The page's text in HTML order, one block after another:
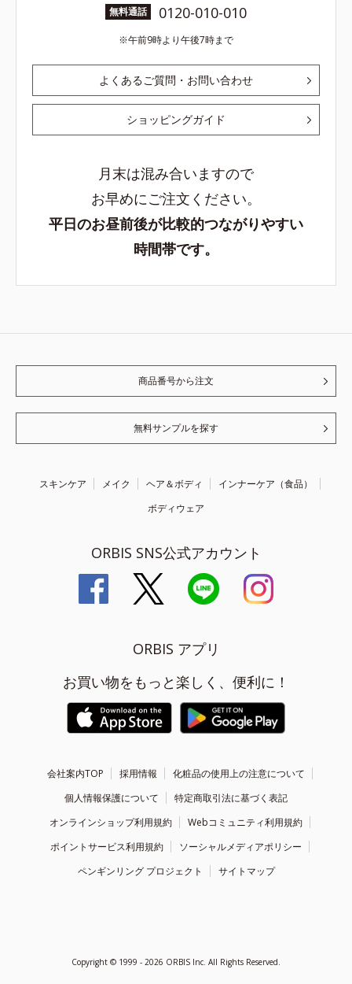
無料通話 0120-010-010
午前9時より午後7時まで
よくあるご質問・お問い合わせ
ショッピングガイド
月末は混み合いますので
お早めにご注文ください。
平日のお昼前後が比較的つながりやすい
時間帯です。
商品番号から注文
無料サンプルを探す
スキンケア メイク ヘア＆ボディ
インナーケア（食品）
ボディウェア
ORBIS SNS公式アカウント
ORBIS アプリ
お買い物をもっと楽しく、便利に！
会社案内TOP 採用情報
化粧品の使用上の注意について
個人情報保護について
特定商取引法に基づく表記
オンラインショップ利用規約
Webコミュニティ利用規約
ポイントサービス利用規約
ソーシャルメディアポリシー
ペンギンリング プロジェクト
サイトマップ
Copyright © 1999 - 2026 ORBIS Inc. All Rights Reserved.